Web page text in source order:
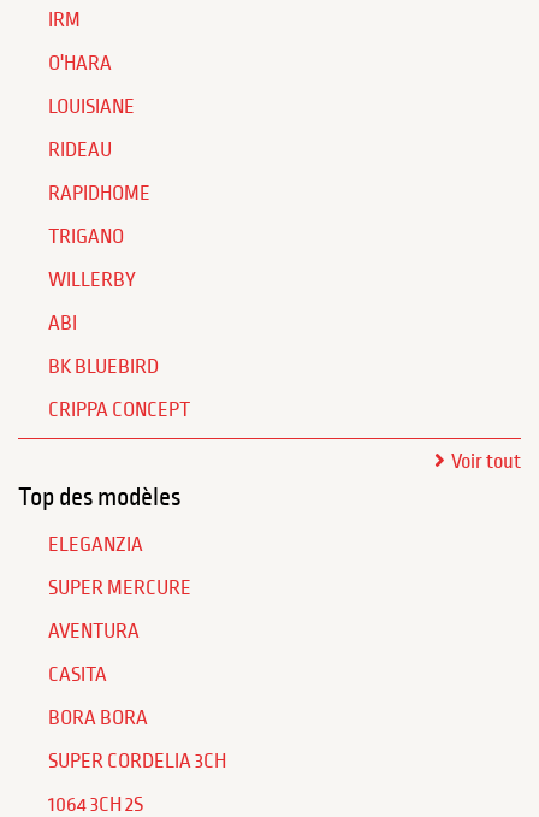
IRM
O'HARA
LOUISIANE
RIDEAU
RAPIDHOME
TRIGANO
WILLERBY
ABI
BK BLUEBIRD
CRIPPA CONCEPT
Voir tout
Top des modèles
ELEGANZIA
SUPER MERCURE
AVENTURA
CASITA
BORA BORA
SUPER CORDELIA 3CH
1064 3CH 2S